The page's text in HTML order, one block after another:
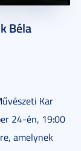
Béla
Kar
24-én, 19:00
amelynek